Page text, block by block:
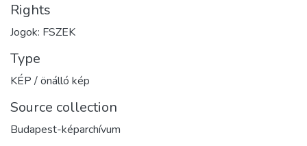
Rights
Jogok: FSZEK
Type
KÉP / önálló kép
Source collection
Budapest-képarchívum